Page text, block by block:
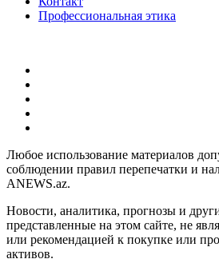
Профессиональная этика
Любое использование материалов
соблюдении правил перепечатки и
ANEWS.az.
Новости, аналитика, прогнозы и
представленные на этом сайте, не
или рекомендацией к покупке или
активов.